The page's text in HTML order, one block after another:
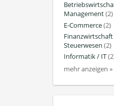
Management(2)
E-Commerce(2)
Steuerwesen (2)
Informatik / IT
mehr anzeigen »